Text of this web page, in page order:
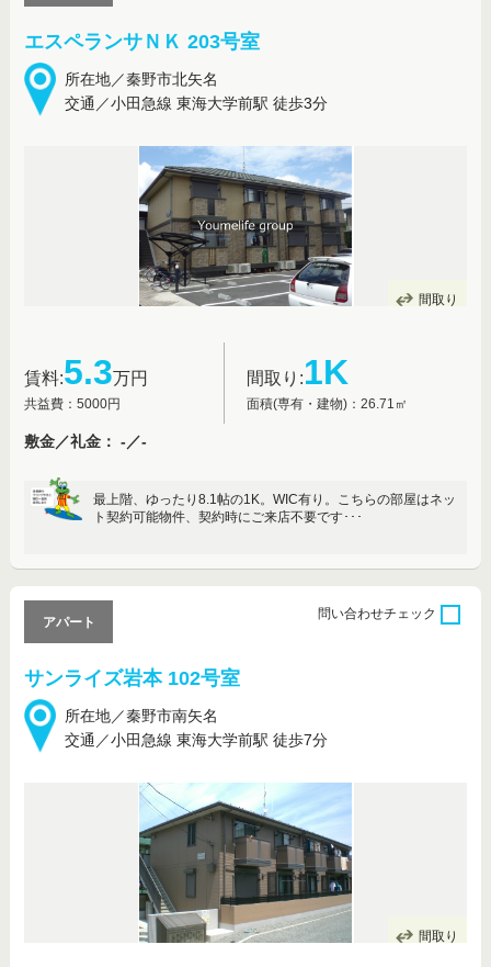
エスペランサＮＫ 203号室
所在地／秦野市北矢名
交通／小田急線 東海大学前駅 徒歩3分
間取り
賃料:5.3万円
共益費：5000円
間取り:1K
面積(専有・建物)：26.71㎡
敷金／礼金： -／-
最上階、ゆったり8.1帖の1K。WIC有り。こちらの部屋はネッ
ト契約可能物件、契約時にご来店不要です･･･
サンライズ岩本 102号室
所在地／秦野市南矢名
交通／小田急線 東海大学前駅 徒歩7分
アパート
問い合わせチェック
間取り